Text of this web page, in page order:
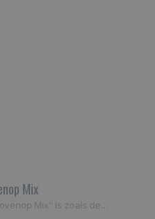
Mix
Mix'' is zoals de…